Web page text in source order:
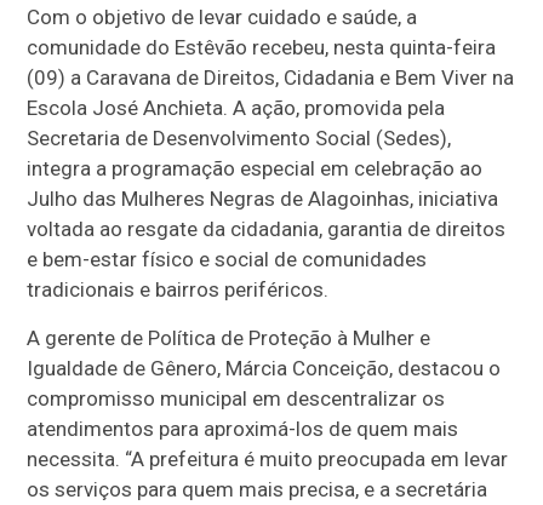
Com o objetivo de levar cuidado e saúde, a
comunidade do Estêvão recebeu, nesta quinta-feira
(09) a Caravana de Direitos, Cidadania e Bem Viver na
Escola José Anchieta. A ação, promovida pela
Secretaria de Desenvolvimento Social (Sedes),
integra a programação especial em celebração ao
Julho das Mulheres Negras de Alagoinhas, iniciativa
voltada ao resgate da cidadania, garantia de direitos
e bem-estar físico e social de comunidades
tradicionais e bairros periféricos.
A gerente de Política de Proteção à Mulher e
Igualdade de Gênero, Márcia Conceição, destacou o
compromisso municipal em descentralizar os
atendimentos para aproximá-los de quem mais
necessita. “A prefeitura é muito preocupada em levar
os serviços para quem mais precisa, e a secretária